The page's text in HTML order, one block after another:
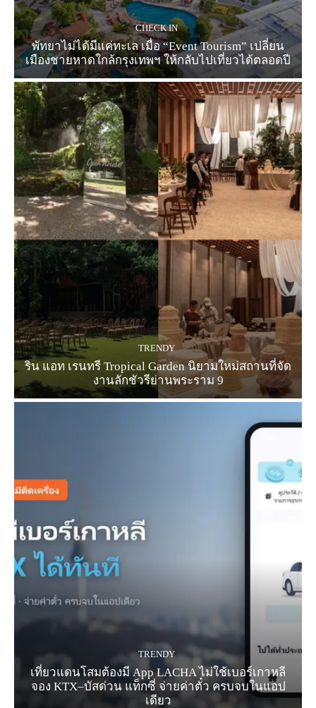
CHECK IN
พัทยาไม่ได้มีแค่ทะเล เมื่อ “Event Tourism” เปลี่ยน
เมืองชายหาดใกล้กรุงเทพฯ ให้กลับไปเที่ยวได้ตลอดปี
TRENDY
ริน แอท เรนทรี Tropical Garden นิยามใหม่สถานที่จัด
งานลักชัวรีย่านพระราม 9
TRENDY
เที่ยวแดนโสมต้องมี App LACHA ไม่ใช้เบอร์เกาหลี
จอง KTX–บัสด่วน แท็กซี่ จ่ายค่าตั๋ว ครบจบในแอป
เดียว